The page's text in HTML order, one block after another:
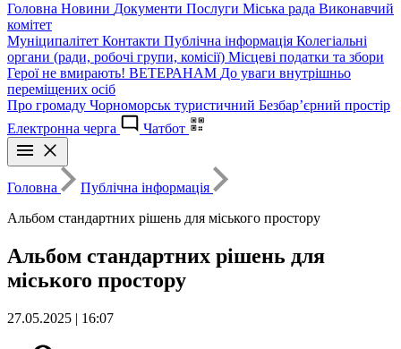
Головна Новини Документи Послуги Міська рада Виконавчий
комітет
Муніципалітет Контакти Публічна інформація Колегіальні
органи (ради, робочі групи, комісії) Місцеві податки та збори
Герої не вмирають! ВЕТЕРАНАМ До уваги внутрішньо
переміщених осіб
Про громаду Чорноморськ туристичний Безбар’єрний простір
Електронна черга
Чатбот
Головна
Публічна інформація
Альбом стандартних рішень для міського простору
Альбом стандартних рішень для
міського простору
27.05.2025 | 16:07